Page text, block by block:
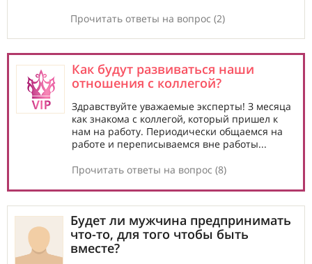
Прочитать ответы на вопрос (2)
Как будут развиваться наши
отношения с коллегой?
Здравствуйте уважаемые эксперты! З месяца
как знакома с коллегой, который пришел к
нам на работу. Периодически общаемся на
работе и переписываемся вне работы...
Прочитать ответы на вопрос (8)
Будет ли мужчина предпринимать
что-то, для того чтобы быть
вместе?